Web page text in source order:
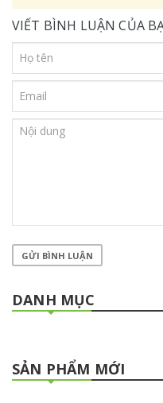
VIẾT BÌNH LUẬN CỦA
GỬI BÌNH LUẬN
DANH MỤC
SẢN PHẨM MỚI